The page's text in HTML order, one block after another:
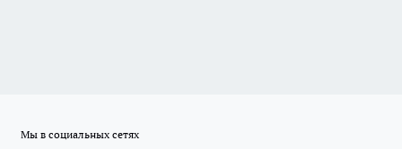
Мы в социальных сетях